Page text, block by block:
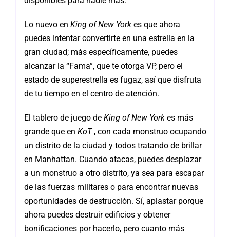
Lo nuevo en King of New Yorkes que ahora
puedes intentar convertirte en una estrella en la
gran ciudad; más específicamente, puedes
alcanzar la “Fama”, que te otorga VP, pero el
estado de superestrella es fugaz, así que disfruta
de tu tiempo en el centro de atención.
El tablero de juego de King of New Yorkes más
grande que en KoT, con cada monstruo ocupando
un distrito de la ciudad y todos tratando de brillar
en Manhattan. Cuando atacas, puedes desplazar
a un monstruo a otro distrito, ya sea para escapar
de las fuerzas militares o para encontrar nuevas
oportunidades de destrucción. Sí, aplastar porque
ahora puedes destruir edificios y obtener
bonificaciones por hacerlo, pero cuanto más